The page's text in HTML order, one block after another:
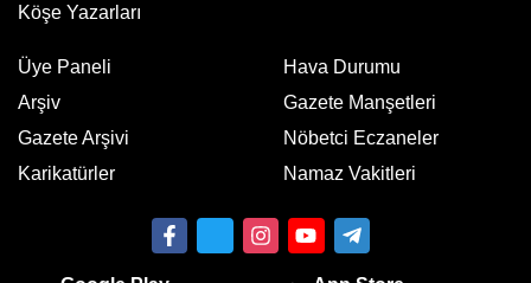
Köşe Yazarları
Üye Paneli
Arşiv
Gazete Arşivi
Karikatürler
Hava Durumu
Gazete Manşetleri
Nöbetci Eczaneler
Namaz Vakitleri